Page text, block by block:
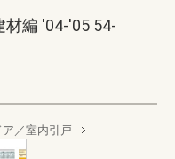
材編 '04-'05 54-
／室内引戸